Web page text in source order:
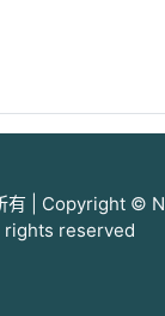
有 | Copyright ©
rights reserved